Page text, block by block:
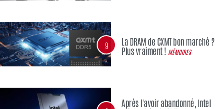
9
La DRAM de CXMT bon marché ?
Plus vraiment ! MÉMOIRES
Après l'avoir abandonné, Intel